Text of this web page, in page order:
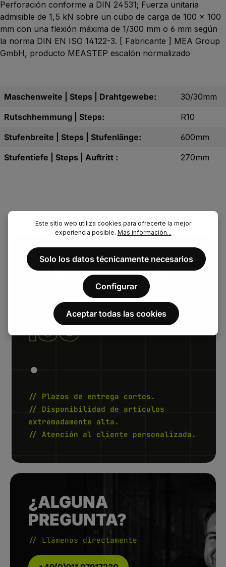
Perforación conforme a DIN 24531; Fuerza unitaria
admisible de 1,5 kN sobre un cubo de carga de 100 x 100
mm con una flexión máxima de 1/300 mm o 6 mm según
la norma DIN EN ISO 14122-3. [ Fabricante ] MEA Group
GmbH, producto MEASTEP escalón normalizado
Maschenweite | Steps | Drahtgewebe:
30/30mm
Rutschhemmung | Steps:
R10
Stufenbreite | Steps | Stufenlänge:
600mm
Stufentiefe | Steps | Auftritt :
270mm
NUESTRO.
COMPROM
ISO
.
// Plazos de entrega cortos.
// Disponibilidad de artículos
extremadamente alta.
// Atención al cliente personalizada.
¿ALGUNA
PREGUNTA?
// Llámenos directamente
Este sitio web utiliza cookies para ofrecerte la mejor
experiencia posible. Más información...
Solo los datos técnicamente necesarios
Configurar
Aceptar todas las cookies